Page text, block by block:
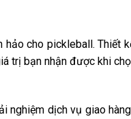
cho pickleball. Thiết
trị bạn nhận được khi
nghiệm dịch vụ giao